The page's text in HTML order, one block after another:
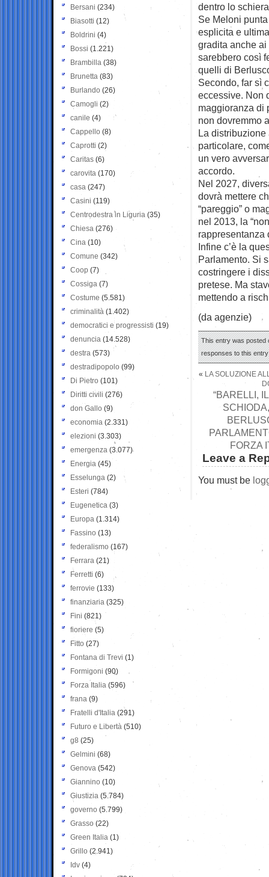
dentro lo
Se Meloni
esplicita e
gradita anche
sarebbero così
quelli di
Secondo, far sì
eccessive. Non
maggioranza di
non dovremmo
La
particolare,
un vero
accordo.
Nel 2027,
dovrà mettere
“pareggio” o
nel 2013, la
rappresentanza
Infine c’è la
Parlamento. Si
costringere i
pretese. Ma
mettendo a
(da agenzie)
This entry was posted
responses to this
« LA SOLUZIONE
“BARELLI,
FORZA
Leave a
You must be
Bersani (234)
Biasotti (12)
Boldrini (4)
Bossi (1.221)
Brambilla (38)
Brunetta (83)
Burlando (26)
Camogli (2)
canile (4)
Cappello (8)
Caprotti (2)
Caritas (6)
carovita (170)
casa (247)
Casini (119)
Centrodestra in Liguria (35)
Chiesa (276)
Cina (10)
Comune (342)
Coop (7)
Cossiga (7)
Costume (5.581)
criminalità (1.402)
democratici e progressisti (19)
denuncia (14.528)
destra (573)
destradipopolo (99)
Di Pietro (101)
Diritti civili (276)
don Gallo (9)
economia (2.331)
elezioni (3.303)
emergenza (3.077)
Energia (45)
Esselunga (2)
Esteri (784)
Eugenetica (3)
Europa (1.314)
Fassino (13)
federalismo (167)
Ferrara (21)
Ferretti (6)
ferrovie (133)
finanziaria (325)
Fini (821)
fioriere (5)
Fitto (27)
Fontana di Trevi (1)
Formigoni (90)
Forza Italia (596)
frana (9)
Fratelli d'Italia (291)
Futuro e Libertà (510)
g8 (25)
Gelmini (68)
Genova (542)
Giannino (10)
Giustizia (5.784)
governo (5.799)
Grasso (22)
Green Italia (1)
Grillo (2.941)
Idv (4)